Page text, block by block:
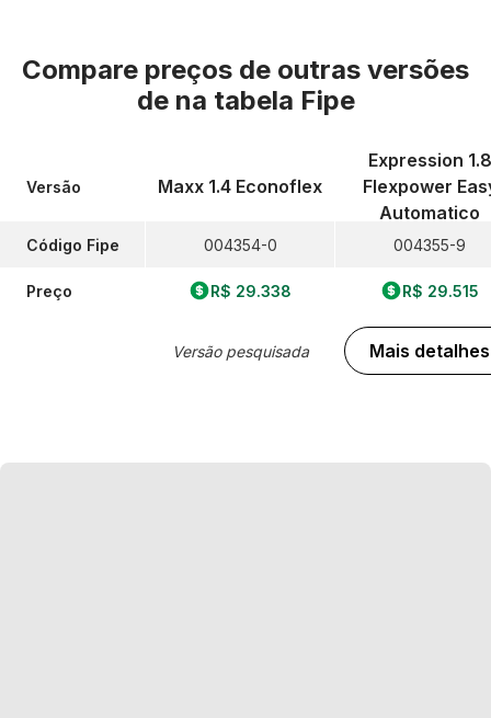
Compare preços de outras versões
de na tabela Fipe
Versão
Código Fipe
Preço
Maxx 1.4 Econoflex
004354-0
R$ 29.338
Versão pesquisada
Expression 1.8
Flexpower
Automatico
004355-9
R$ 29.515
Mais detalhes